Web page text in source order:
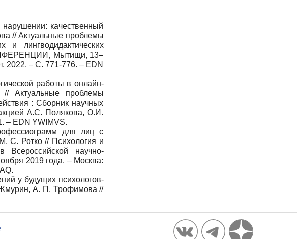
качественный
// Актуальные проблемы
и лингводидактических
Мытищи, 13–
2022. – С. 771-776. – EDN
работы в онлайн-
Актуальные проблемы
: Сборник научных
А.С. Полякова, О.И.
– EDN YWIMVS.
для лиц с
С. Ротко // Психология и
Всероссийской научно-
2019 года. – Москва:
у будущих психологов-
Жмурин, А. П. Трофимова //